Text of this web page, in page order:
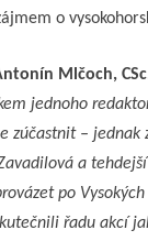
o
Mlčoch,
jednoho
zúčastnit – jednak
a
po
řadu akcí